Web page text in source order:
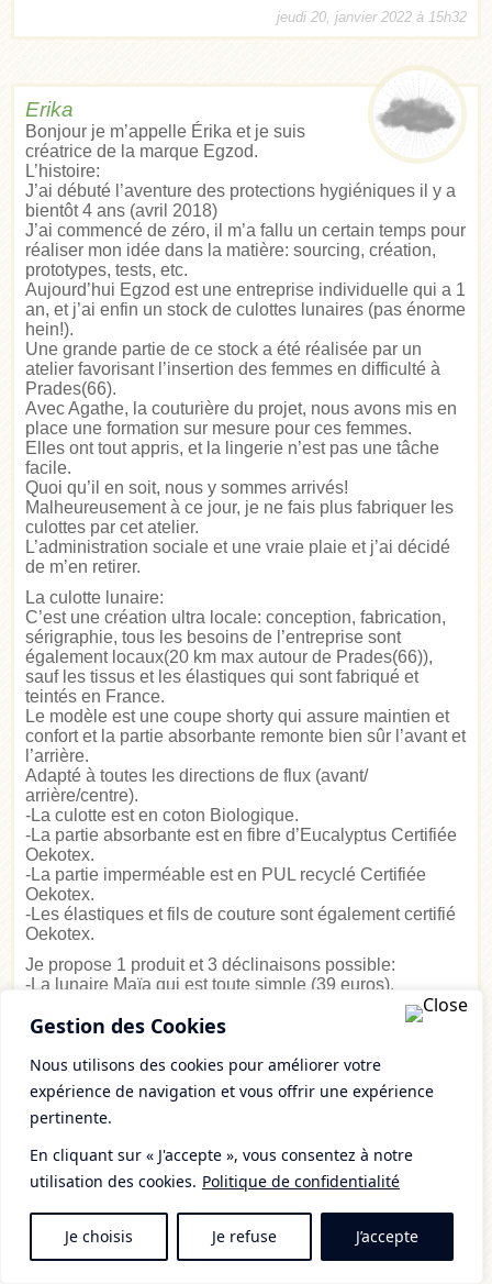
Gestion des Cookies
Nous utilisons des cookies pour améliorer votre
expérience de navigation et vous offrir une expérience
pertinente.
En cliquant sur « J'accepte », vous consentez à notre
utilisation des cookies. Politique de confidentialité
Je choisis Je refuse J’accepte
jeudi 20, janvier 2022 à 15h32
Erika
Bonjour je m’appelle Érika et je suis
créatrice de la marque Egzod.
L’histoire:
J’ai débuté l’aventure des protections hygiéniques il y a
bientôt 4 ans (avril 2018)
J’ai commencé de zéro, il m’a fallu un certain temps pour
réaliser mon idée dans la matière: sourcing, création,
prototypes, tests, etc.
Aujourd’hui Egzod est une entreprise individuelle qui a 1
an, et j’ai enfin un stock de culottes lunaires (pas énorme
hein!).
Une grande partie de ce stock a été réalisée par un
atelier favorisant l’insertion des femmes en difficulté à
Prades(66).
Avec Agathe, la couturière du projet, nous avons mis en
place une formation sur mesure pour ces femmes.
Elles ont tout appris, et la lingerie n’est pas une tâche
facile.
Quoi qu’il en soit, nous y sommes arrivés!
Malheureusement à ce jour, je ne fais plus fabriquer les
culottes par cet atelier.
L’administration sociale et une vraie plaie et j’ai décidé
de m’en retirer.
La culotte lunaire:
C’est une création ultra locale: conception, fabrication,
sérigraphie, tous les besoins de l’entreprise sont
également locaux(20 km max autour de Prades(66)),
sauf les tissus et les élastiques qui sont fabriqué et
teintés en France.
Le modèle est une coupe shorty qui assure maintien et
confort et la partie absorbante remonte bien sûr l’avant et
l’arrière.
Adapté à toutes les directions de flux (avant/
arrière/centre).
-La culotte est en coton Biologique.
-La partie absorbante est en fibre d’Eucalyptus Certifiée
Oekotex.
-La partie imperméable est en PUL recyclé Certifiée
Oekotex.
-Les élastiques et fils de couture sont également certifié
Oekotex.
Je propose 1 produit et 3 déclinaisons possible:
-La lunaire Maïa qui est toute simple (39 euros).
illustrations célestes (43 euros).
personnalisée pour la personne: centre d’intérêt,
astrologie, cycles ect. (59 euros).
Je pense avoir fait le tour….
Voici le site internet d’Egzod → egzod-culottelunaire.fr Il
manque des articles mais je travaille dessus :)
Facebook →Egzod
Instagram→Egzod
Erika.